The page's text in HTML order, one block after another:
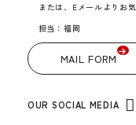
または、Eメールよりお
担当：福岡
MAIL FORM
OUR SOCIAL MEDIA
どうも、
2018年
【グ
どうも